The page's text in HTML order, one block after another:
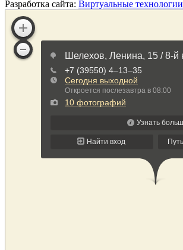
Разработка сайта: Виртуальные технологии